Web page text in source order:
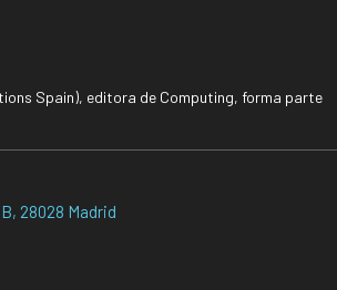
Spain), editora de Computing, forma parte
28028 Madrid